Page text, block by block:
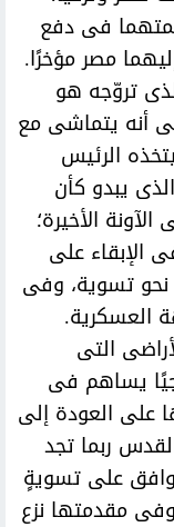
فى دفع
مصر مؤخرًا.
تروّجه هو
أنه يتماشى مع
الرئيس
يبدو كأن
الأخيرة؛
الإبقاء على
نحو تسوية، وفى
العسكرية.
التى
يساهم فى
على العودة إلى
ربما تجد
على تسويةٍ
مقدمتها نزع